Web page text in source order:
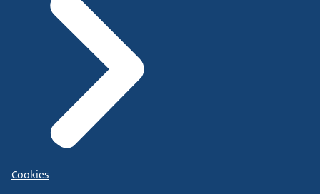
Cookies